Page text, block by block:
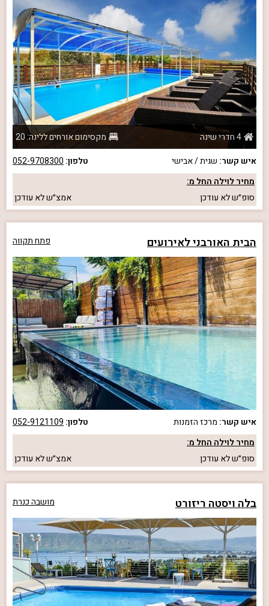
4 חדרי שינה
מקסימום אורחים ללינה: 20
איש קשר: שגית / אבישי טלפון: 052-9708300
מחיר לוילה החל מ:
סופ״שלא עודכן אמצ״שלא עודכן
הבית האורבני לאירועים פתח תקווה
איש קשר: מרכז הזמנות טלפון: 052-9121109
מחיר לוילה החל מ:
סופ״שלא עודכן אמצ״שלא עודכן
בלה ויסטה ריזורט מושבה כנרת